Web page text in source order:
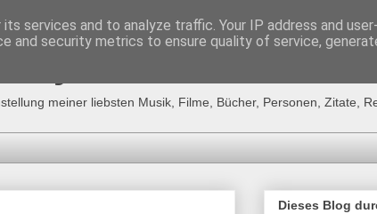
meiner liebsten Musik, Filme, Bücher, Personen, Zitate,
Dieses Blog
services and to analyze traffic. Your IP address and
and security metrics to ensure quality of service,